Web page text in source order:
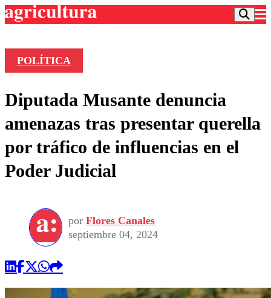
Frecuencias
Agricultura TV
Deportes
Colo Colo
Motor
Torneo Internacional
Torneo Nacional
Entretención
Noticias
Internacional
Nacional
Vida Social
Programas
Comercial
POLÍTICA
Diputada Musante denuncia
amenazas tras presentar querella
por tráfico de influencias en el
Poder Judicial
por Flores Canales
septiembre 04, 2024